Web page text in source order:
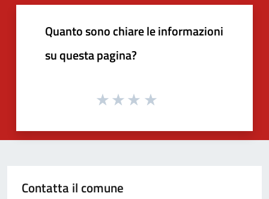
Quanto sono chiare le informazioni
su questa pagina?
Contatta il comune